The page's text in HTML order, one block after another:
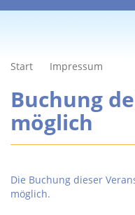
Start Impressum
Buchung
möglich
Die Buchung dieser
möglich.